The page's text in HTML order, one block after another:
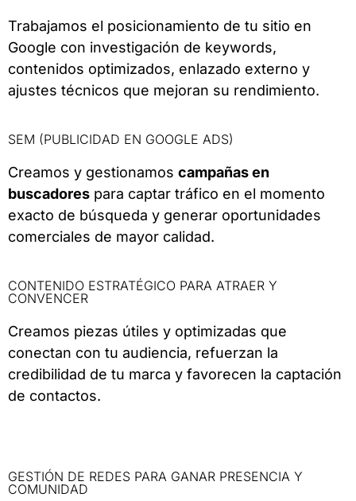
Trabajamos el posicionamiento de tu sitio en
Google con investigación de keywords,
contenidos optimizados, enlazado externo y
ajustes técnicos que mejoran su rendimiento.
SEM (PUBLICIDAD EN GOOGLE ADS)
Creamos y gestionamos campañas en
buscadores para captar tráfico en el momento
exacto de búsqueda y generar oportunidades
comerciales de mayor calidad.
CONTENIDO ESTRATÉGICO PARA ATRAER Y
CONVENCER
Creamos piezas útiles y optimizadas que
conectan con tu audiencia, refuerzan la
credibilidad de tu marca y favorecen la captación
de contactos.
GESTIÓN DE REDES PARA GANAR PRESENCIA Y
COMUNIDAD